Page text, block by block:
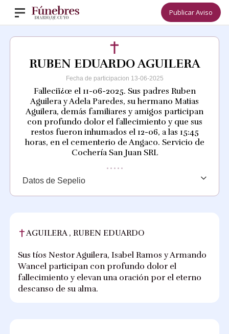
Publicar Aviso
RUBEN EDUARDO AGUILERA
Fecha de participacion 13-06-2025
Falleciï¿œ el 11-06-2025. Sus padres Ruben
Aguilera y Adela Paredes, su hermano Matias
Aguilera, demás familiares y amigos participan
con profundo dolor el fallecimiento y que sus
restos fueron inhumados el 12-06, a las 15:45
horas, en el cementerio de Angaco. Servicio de
Cochería San Juan SRL
Datos de Sepelio
AGUILERA , RUBEN EDUARDO
Sus tíos Nestor Aguilera, Isabel Ramos y Armando
Wancel participan con profundo dolor el
fallecimiento y elevan una oración por el eterno
descanso de su alma.